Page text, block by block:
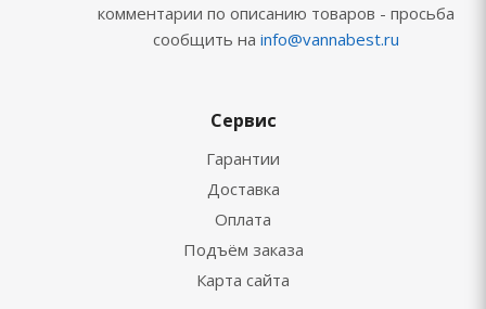
комментарии по описанию товаров - просьба
сообщить на info@vannabest.ru
Сервис
Гарантии
Доставка
Оплата
Подъём заказа
Карта сайта